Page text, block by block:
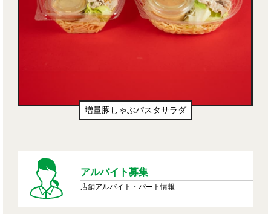
生ドーナツ（わたあめ味風）
アルバイト募集
店舗アルバイト・パート情報